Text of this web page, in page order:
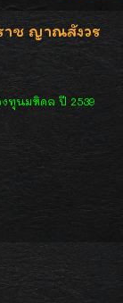
าช ญาณสังวร
ทุนมหิดล ปี 2539